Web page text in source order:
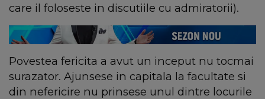
care il foloseste in discutiile cu admiratorii).
Povestea fericita a avut un inceput nu tocmai
surazator. Ajunsese in capitala la facultate si
din nefericire nu prinsese unul dintre locurile